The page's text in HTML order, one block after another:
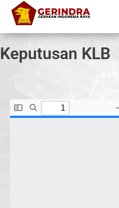
Keputusan KLB